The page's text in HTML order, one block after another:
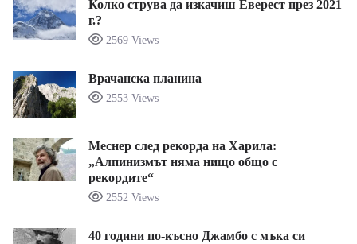
Колко струва да изкачиш Еверест през 2021
г.?
2569 Views
Врачанска планина
2553 Views
Меснер след рекорда на Харила:
„Алпинизмът няма нищо общо с
рекордите“
2552 Views
40 години по-късно Джамбо с мъка си